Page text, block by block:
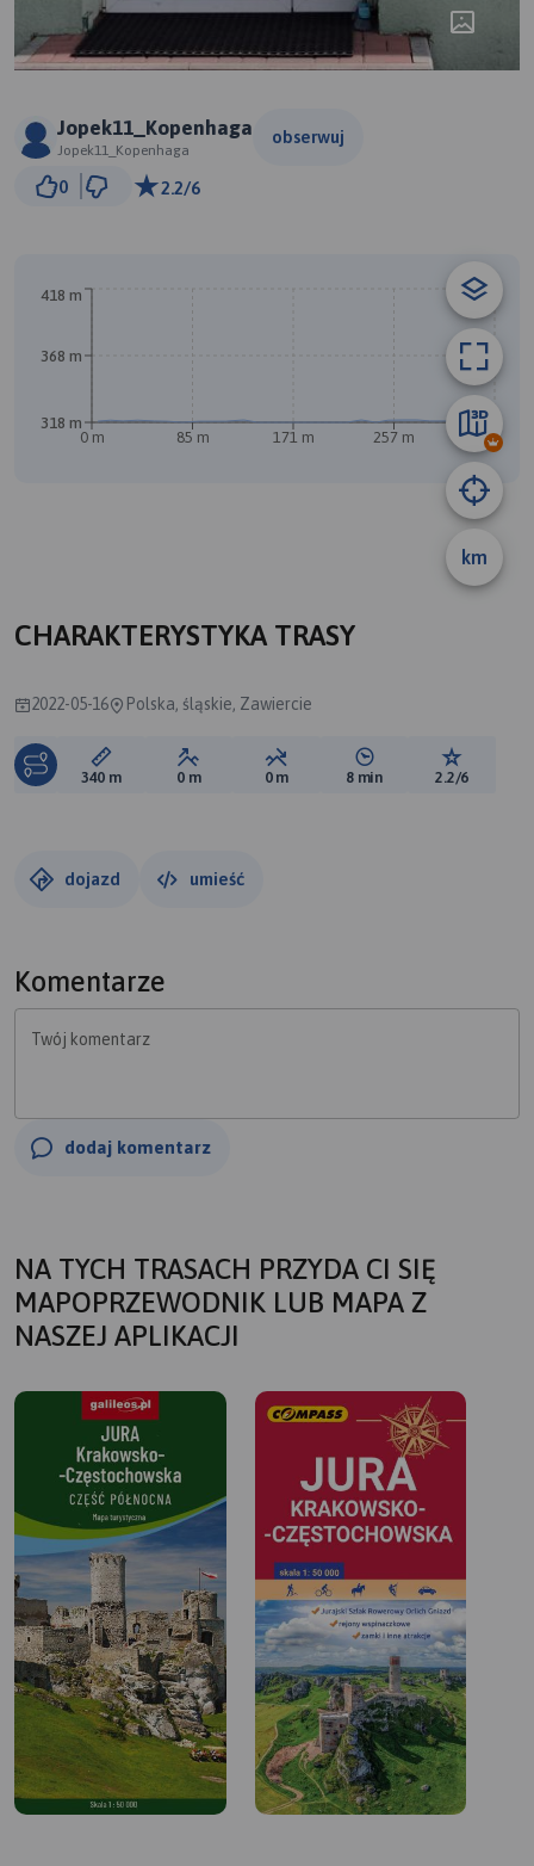
Jopek11_Kopenhaga
Jopek11_Kopenhaga
obserwuj
0 2.2/6
km
0 m 85 m 171 m 257 m 343 m
318 m
368 m
418 m
CHARAKTERYSTYKA TRASY
2022-05-16 Polska, śląskie, Zawiercie
Długość trasy:
340 m Suma przewyższeń:
0 m Suma spadków:
0 m Średni czas potrzebny
8 min Ocena
2.2/6
dojazd umieść
Komentarze
Twój komentarz
dodaj komentarz
NA TYCH TRASACH PRZYDA CI SIĘ
MAPOPRZEWODNIK LUB MAPA Z
NASZEJ APLIKACJI